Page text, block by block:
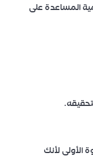
المساعدة على
الأولى لأنك